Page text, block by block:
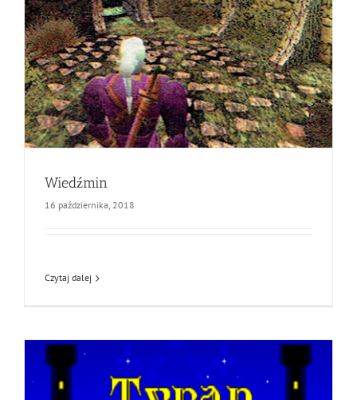
Wiedźmin
16 października, 2018
Czytaj dalej